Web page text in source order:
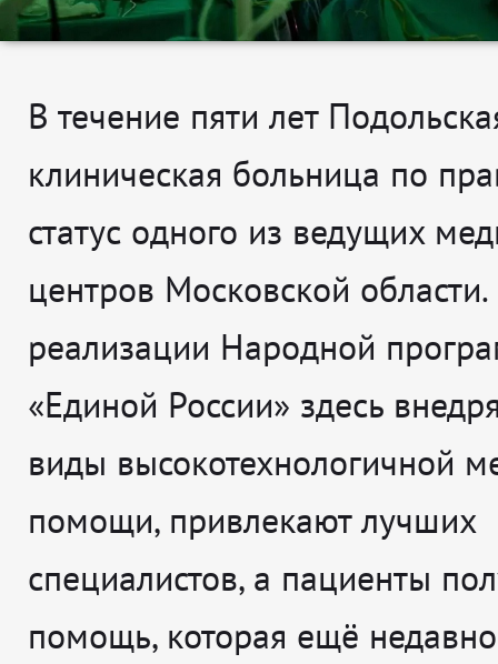
В течение пяти лет
клиническая больница по
статус одного из ведущих
центров Московской
реализации Народной
«Единой России» здесь
виды высокотехнологичной
помощи, привлекают лучших
специалистов, а пациенты
помощь, которая ещё